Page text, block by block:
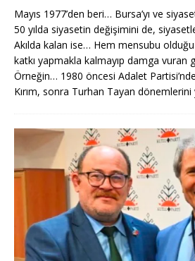
Mayıs 1977’den beri… Bursa’yı ve
50 yılda siyasetin değişimini de,
Akılda kalan ise… Hem mensubu
katkı yapmakla kalmayıp damga vuran
Örneğin… 1980 öncesi Adalet
Kırım, sonra Turhan Tayan dönemlerini